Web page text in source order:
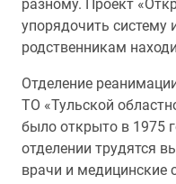
разному. Проект
упорядочить систему
родственникам
Отделение
ТО «Тульской
было открыто в 1975
отделении трудятся
врачи и медицинские